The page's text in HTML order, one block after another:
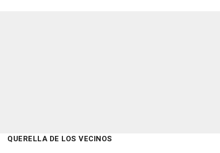
QUERELLA DE LOS VECINOS